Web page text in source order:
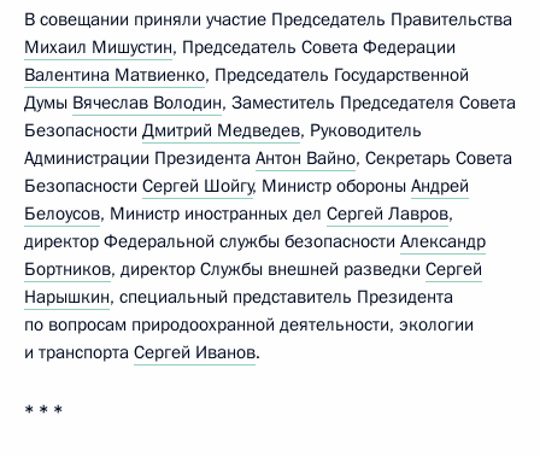
В совещании приняли участие Председатель Правительства
Михаил Мишустин, Председатель Совета Федерации
Валентина Матвиенко, Председатель Государственной
Думы Вячеслав Володин, Заместитель Председателя Совета
Безопасности Дмитрий Медведев, Руководитель
Администрации Президента Антон Вайно, Секретарь Совета
Безопасности Сергей Шойгу, Министр обороны Андрей
Белоусов, Министр иностранных дел Сергей Лавров,
директор Федеральной службы безопасности Александр
Бортников, директор Службы внешней разведки Сергей
Нарышкин, специальный представитель Президента
по вопросам природоохранной деятельности, экологии
и транспорта Сергей Иванов.
* * *